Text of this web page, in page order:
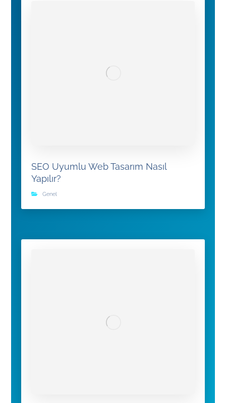
SEO Uyumlu Web Tasarım Nasıl
Yapılır?
Genel